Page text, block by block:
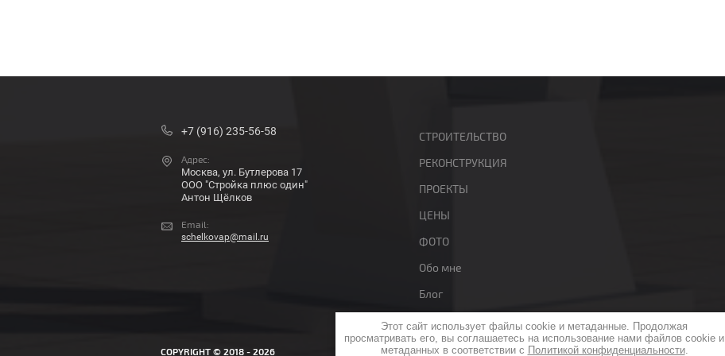
Этот сайт использует файлы cookie и метаданные. Продолжая
просматривать его, вы соглашаетесь на использование нами файлов cookie и
метаданных в соответствии с Политикой конфиденциальности.
+7 (916) 235-56-58
Адрес:
Москва, ул. Бутлерова 17
ООО "Стройка плюс один"
Антон Щёлков
Email:
schelkovap@mail.ru
СТРОИТЕЛЬСТВО
РЕКОНСТРУКЦИЯ
ПРОЕКТЫ
ЦЕНЫ
ФОТО
Обо мне
Блог
COPYRIGHT © 2018 - 2026